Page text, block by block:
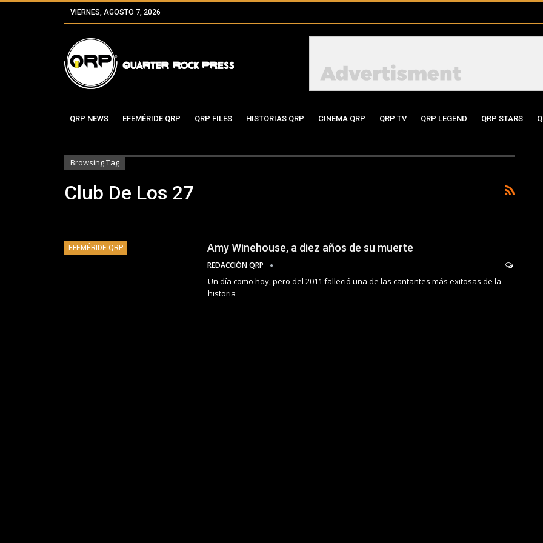
VIERNES, AGOSTO 7, 2026
QRP NEWS EFEMÉRIDE QRP QRP FILES HISTORIAS QRP CINEMA QRP QRP TV QRP LEGEND QRP STARS
Browsing Tag
Club De Los 27
EFEMÉRIDE QRP Amy Winehouse, a diez años de su muerte
REDACCIÓN QRP
Un día como hoy, pero del 2011 falleció una de las cantantes más exitosas de la
historia